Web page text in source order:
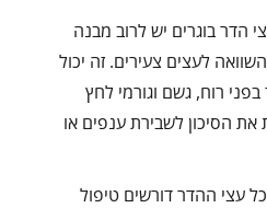
הדר בוגרים יש לרוב מבנה
לעצים צעירים. זה יכול
רוח, גשם וגורמי לחץ
את הסיכון לשבירת ענפים או
עצי ההדר דורשים טיפול